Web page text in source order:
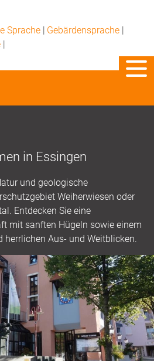
Sprache | Gebärdensprache |
|
in Essingen
und geologische
Weiherwiesen oder
Entdecken Sie eine
mit sanften Hügeln sowie einem
Aus- und Weitblicken.